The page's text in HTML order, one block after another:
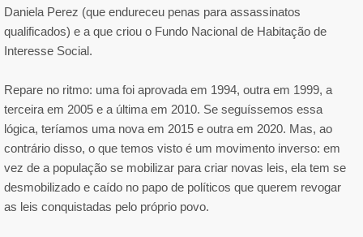
Daniela Perez (que endureceu penas para assassinatos
qualificados) e a que criou o Fundo Nacional de Habitação de
Interesse Social.
Repare no ritmo: uma foi aprovada em 1994, outra em 1999, a
terceira em 2005 e a última em 2010. Se seguíssemos essa
lógica, teríamos uma nova em 2015 e outra em 2020. Mas, ao
contrário disso, o que temos visto é um movimento inverso: em
vez de a população se mobilizar para criar novas leis, ela tem se
desmobilizado e caído no papo de políticos que querem revogar
as leis conquistadas pelo próprio povo.